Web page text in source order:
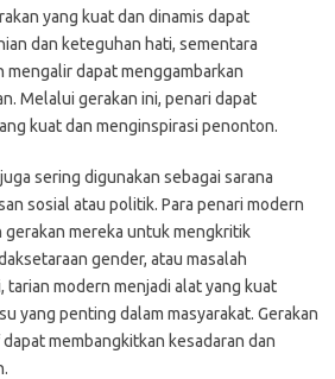
yang kuat dan dinamis dapat
dan keteguhan hati, sementara
mengalir dapat menggambarkan
Melalui gerakan ini, penari dapat
kuat dan menginspirasi penonton.
sering digunakan sebagai sarana
sosial atau politik. Para penari modern
mereka untuk mengkritik
gender, atau masalah
tarian modern menjadi alat yang kuat
yang penting dalam masyarakat. Gerakan
membangkitkan kesadaran dan